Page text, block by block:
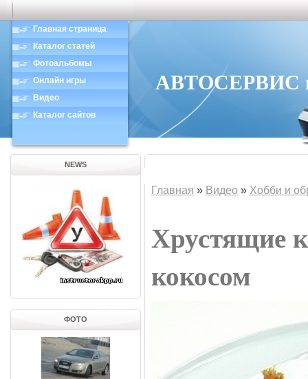
Главная страница
Каталог статей
Фотоальбомы
Онлайн игры
Видео
Каталог сайтов
АВТОСЕРВИС в
NEWS
ФОТО
Главная » Видео » Хобби и
Хрустящие
кокосом